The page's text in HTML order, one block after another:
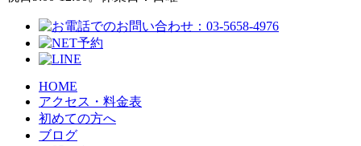
HOME
アクセス・料金表
初めての方へ
ブログ